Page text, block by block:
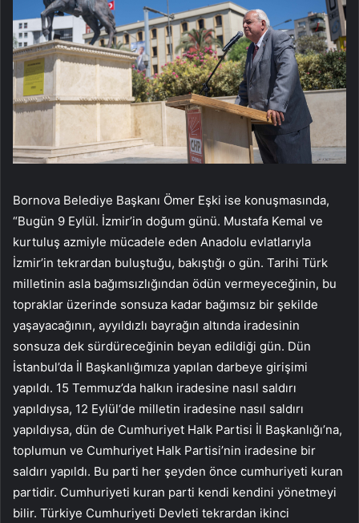
Bornova Belediye Başkanı Ömer Eşki ise konuşmasında,
“Bugün 9 Eylül. İzmir’in doğum günü. Mustafa Kemal ve
kurtuluş azmiyle mücadele eden Anadolu evlatlarıyla
İzmir’in tekrardan buluştuğu, bakıştığı o gün. Tarihi Türk
milletinin asla bağımsızlığından ödün vermeyeceğinin, bu
topraklar üzerinde sonsuza kadar bağımsız bir şekilde
yaşayacağının, ayyıldızlı bayrağın altında iradesinin
sonsuza dek sürdüreceğinin beyan edildiği gün. Dün
İstanbul’da İl Başkanlığımıza yapılan darbeye girişimi
yapıldı. 15 Temmuz’da halkın iradesine nasıl saldırı
yapıldıysa, 12 Eylül‘de milletin iradesine nasıl saldırı
yapıldıysa, dün de Cumhuriyet Halk Partisi İl Başkanlığı’na,
toplumun ve Cumhuriyet Halk Partisi’nin iradesine bir
saldırı yapıldı. Bu parti her şeyden önce cumhuriyeti kuran
partidir. Cumhuriyeti kuran parti kendi kendini yönetmeyi
bilir. Türkiye Cumhuriyeti Devleti tekrardan ikinci